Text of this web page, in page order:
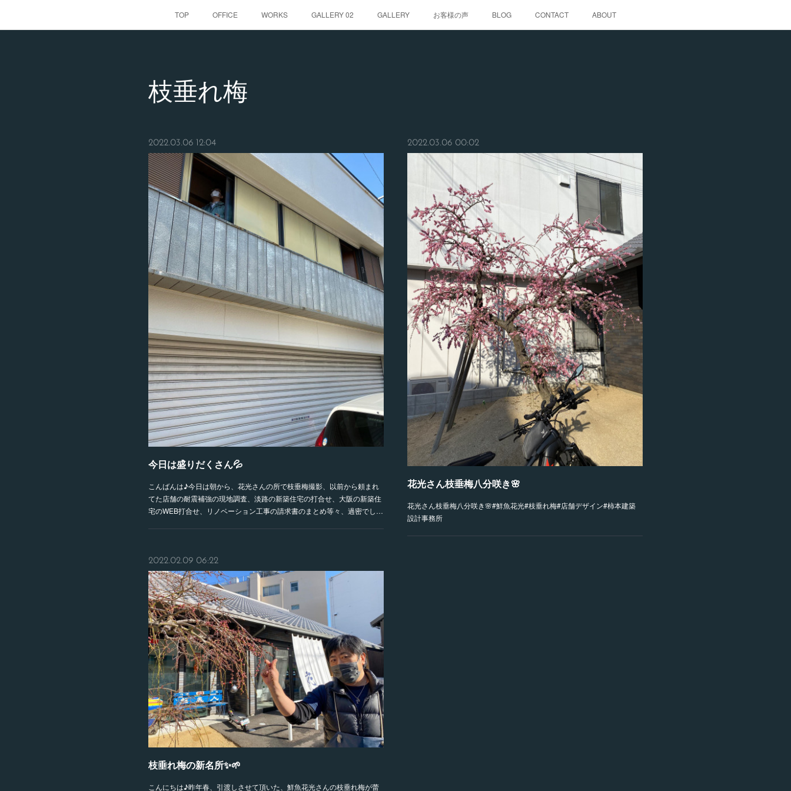
TOP OFFICE WORKS GALLERY 02 GALLERY お客様の声 BLOG CONTACT ABOUT
枝垂れ梅
2022.03.06 12:04
今日は盛りだくさん💦
こんばんは♪今日は朝から、花光さんの所で枝垂梅撮影、以前から頼まれ
てた店舗の耐震補強の現地調査、淡路の新築住宅の打合せ、大阪の新築住
宅のWEB打合せ、リノベーション工事の請求書のまとめ等々、過密でし…
2022.03.06 00:02
花光さん枝垂梅八分咲き🌸
花光さん枝垂梅八分咲き🌸#鮮魚花光#枝垂れ梅#店舗デザイン#柿本建築
設計事務所
2022.02.09 06:22
枝垂れ梅の新名所✨🌱
こんにちは♪昨年春、引渡しさせて頂いた、鮮魚花光さんの枝垂れ梅が蕾